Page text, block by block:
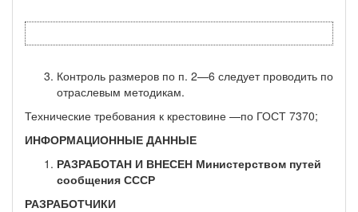
Контроль размеров по п. 2—6 следует проводить по
отрас­левым методикам.
Технические требования к крестовине —по ГОСТ 7370;
ИНФОРМАЦИОННЫЕ ДАННЫЕ
РАЗРАБОТАН И ВНЕСЕН Министерством путей
сообщения СССР
РАЗРАБОТЧИКИ